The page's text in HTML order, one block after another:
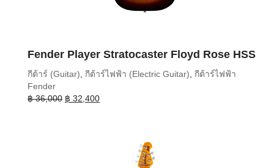
Fender Player Stratocaster Floyd Rose HSS
กีต้าร์ (Guitar), กีต้าร์ไฟฟ้า (Electric Guitar), กีต้าร์ไฟฟ้า
Fender
฿36,000 Original
฿ 32,400Current